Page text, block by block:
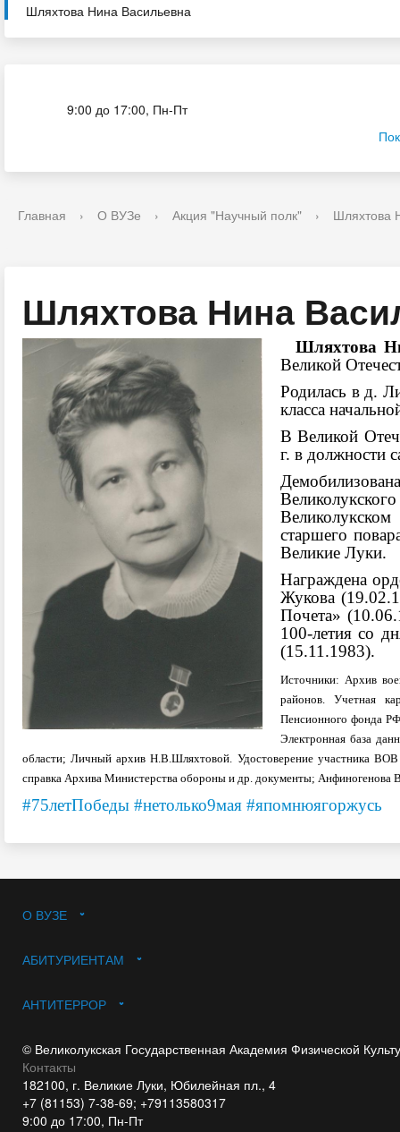
Шляхтова Нина Васильевна
9:00 до 17:00, Пн-Пт
Главная › О ВУЗе › Акция "Научный полк" › Шляхтова
Шляхтова Нина
Шляхтова
Великой
Родилась в д.
класса
В Великой
г. в должности
Великолукс
старшего
Великие Луки.
Награждена
Жукова
Почета»
100-летия со
(15.11.1983).
Источники: Архив
районов. Учетная
Пенсионного фонда
Электронная база
области; Личный архив Н.В.Шляхтовой. Удостоверение участника
справка Архива Министерства обороны и др. документы; Анфиногенова
#75летПобеды #нетолько9мая #япомнюягоржусь
О ВУЗЕ
АБИТУРИЕНТАМ
АНТИТЕРРОР
© Великолукская Государственная Академия Физической
Контакты
182100, г. Великие Луки, Юбилейная пл., 4
+7 (81153) 7-38-69; +79113580317
9:00 до 17:00, Пн-Пт